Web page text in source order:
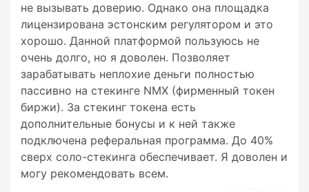
не вызывать доверию. Однако она площадка
лицензирована эстонским регулятором и это
хорошо. Данной платформой пользуюсь не
очень долго, но я доволен. Позволяет
зарабатывать неплохие деньги полностью
пассивно на стекинге NMX (фирменный токен
биржи). За стекинг токена есть
дополнительные бонусы и к ней также
подключена реферальная программа. До 40%
сверх соло-стекинга обеспечивает. Я доволен и
могу рекомендовать всем.